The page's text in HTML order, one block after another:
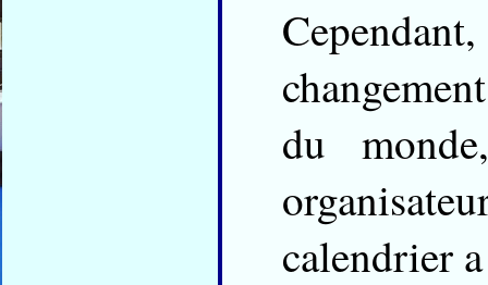
du
calendrier